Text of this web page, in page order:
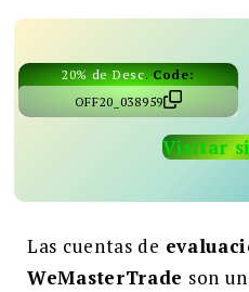
Buscar:
20% de Desc.Code:
OFF20_038959
Visitar
Las cuentas de
WeMasterTrade son